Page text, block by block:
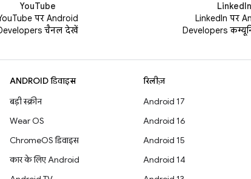
YouTube
पर Android
चैनल देखें
LinkedIn
LinkedIn पर
Developers
ANDROID डिवाइस
बड़ी स्क्रीन
Wear OS
ChromeOS डिवाइस
कार के लिए Android
रिलीज़
Android 17
Android 16
Android 15
Android 14